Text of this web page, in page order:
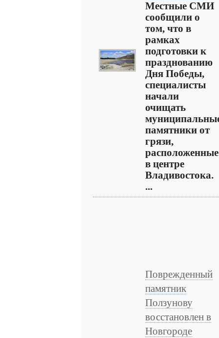
Местные СМИ
сообщили о
том, что в
рамках
подготовки к
празднованию
Дня Победы,
специалисты
начали
очищать
памятники от
грязи,
расположенные
в центре
Владивостока.
...
Поврежденный
памятник
Ползунову
восстановлен в
Новгороде